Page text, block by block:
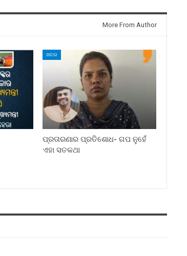
More From Author
ଖବର
ପ୍ରତାରଣାର ପ୍ରତିଶୋଧ- ଗପ ନୁହେଁ
ଏହା ସତକଥା